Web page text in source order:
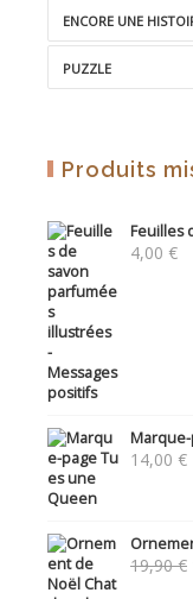
ENCORE UNE
PUZZLE
Produits
Feuilles
4,00 €
14,00 €
19,90€